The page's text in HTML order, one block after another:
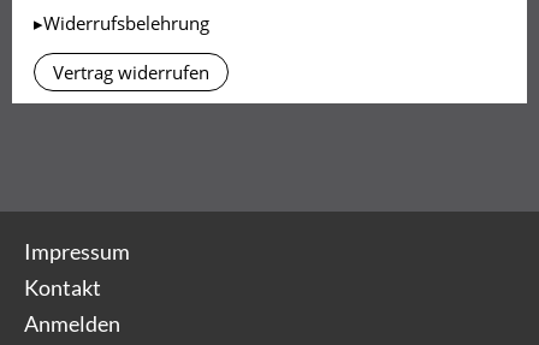
▸Widerrufsbelehrung
Vertrag widerrufen
Impressum
Kontakt
Anmelden